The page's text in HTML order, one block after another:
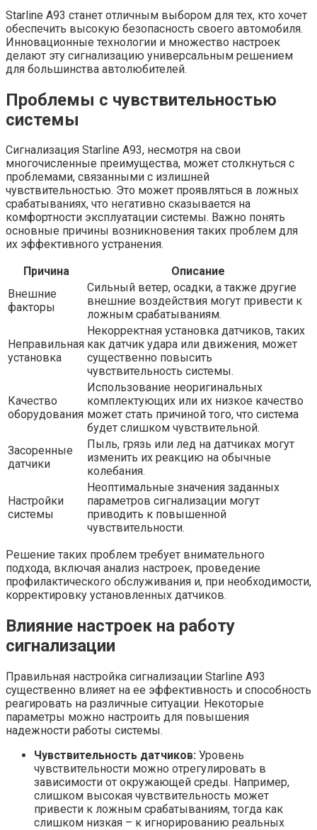
Starline A93 станет отличным выбором для тех, кто хочет
обеспечить высокую безопасность своего автомобиля.
Инновационные технологии и множество настроек
делают эту сигнализацию универсальным решением
для большинства автолюбителей.
Проблемы с чувствительностью
системы
Сигнализация Starline A93, несмотря на свои
многочисленные преимущества, может столкнуться с
проблемами, связанными с излишней
чувствительностью. Это может проявляться в ложных
срабатываниях, что негативно сказывается на
комфортности эксплуатации системы. Важно понять
основные причины возникновения таких проблем для
их эффективного устранения.
Причина
Описание
Внешние
факторы
Сильный ветер, осадки, а также другие
внешние воздействия могут привести к
ложным срабатываниям.
Неправильная
установка
Некорректная установка датчиков, таких
как датчик удара или движения, может
существенно повысить
чувствительность системы.
Качество
оборудования
Использование неоригинальных
комплектующих или их низкое качество
может стать причиной того, что система
будет слишком чувствительной.
Засоренные
датчики
Пыль, грязь или лед на датчиках могут
изменить их реакцию на обычные
колебания.
Настройки
системы
Неоптимальные значения заданных
параметров сигнализации могут
приводить к повышенной
чувствительности.
Решение таких проблем требует внимательного
подхода, включая анализ настроек, проведение
профилактического обслуживания и, при необходимости,
корректировку установленных датчиков.
Влияние настроек на работу
сигнализации
Правильная настройка сигнализации Starline A93
существенно влияет на ее эффективность и способность
реагировать на различные ситуации. Некоторые
параметры можно настроить для повышения
надежности работы системы.
Чувствительность датчиков: Уровень
чувствительности можно отрегулировать в
зависимости от окружающей среды. Например,
слишком высокая чувствительность может
привести к ложным срабатываниям, тогда как
слишком низкая – к игнорированию реальных